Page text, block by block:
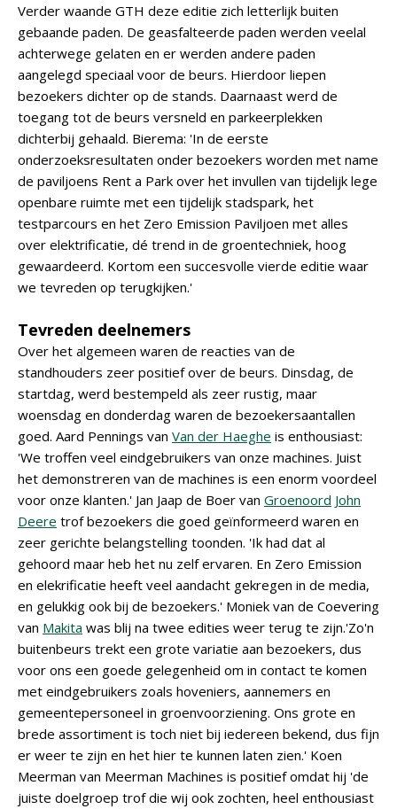
Verder waande GTH deze editie zich letterlijk buiten
gebaande paden. De geasfalteerde paden werden veelal
achterwege gelaten en er werden andere paden
aangelegd speciaal voor de beurs. Hierdoor liepen
bezoekers dichter op de stands. Daarnaast werd de
toegang tot de beurs versneld en parkeerplekken
dichterbij gehaald. Bierema: 'In de eerste
onderzoeksresultaten onder bezoekers worden met name
de paviljoens Rent a Park over het invullen van tijdelijk lege
openbare ruimte met een tijdelijk stadspark, het
testparcours en het Zero Emission Paviljoen met alles
over elektrificatie, dé trend in de groentechniek, hoog
gewaardeerd. Kortom een succesvolle vierde editie waar
we tevreden op terugkijken.'
Tevreden deelnemers
Over het algemeen waren de reacties van de
standhouders zeer positief over de beurs. Dinsdag, de
startdag, werd bestempeld als zeer rustig, maar
woensdag en donderdag waren de bezoekersaantallen
goed. Aard Pennings van Van der Haeghe is enthousiast:
'We troffen veel eindgebruikers van onze machines. Juist
het demonstreren van de machines is een enorm voordeel
voor onze klanten.' Jan Jaap de Boer van Groenoord John
Deere trof bezoekers die goed geïnformeerd waren en
zeer gerichte belangstelling toonden. 'Ik had dat al
gehoord maar heb het nu zelf ervaren. En Zero Emission
en elekrificatie heeft veel aandacht gekregen in de media,
en gelukkig ook bij de bezoekers.' Moniek van de Coevering
van Makita was blij na twee edities weer terug te zijn.'Zo'n
buitenbeurs trekt een grote variatie aan bezoekers, dus
voor ons een goede gelegenheid om in contact te komen
met eindgebruikers zoals hoveniers, aannemers en
gemeentepersoneel in groenvoorziening. Ons grote en
brede assortiment is toch niet bij iedereen bekend, dus fijn
er weer te zijn en het hier te kunnen laten zien.' Koen
Meerman van Meerman Machines is positief omdat hij 'de
juiste doelgroep trof die wij ook zochten, heel enthousiast